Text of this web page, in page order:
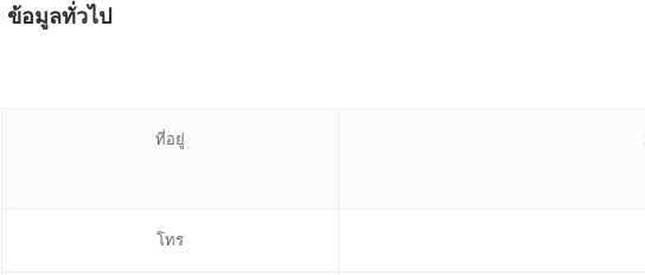
ข้อมูลทั่วไป
ที่อยู่
โทร